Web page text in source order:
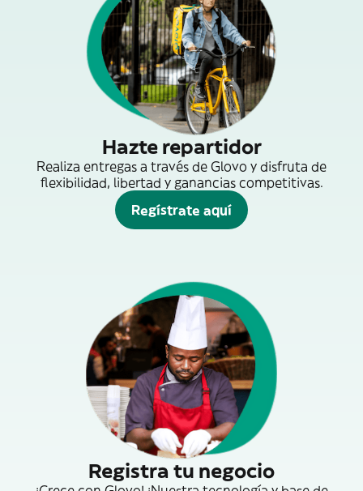
Hazte repartidor
Realiza entregas a través de Glovo y disfruta de
flexibilidad, libertad y ganancias competitivas.
Regístrate aquí
Registra tu negocio